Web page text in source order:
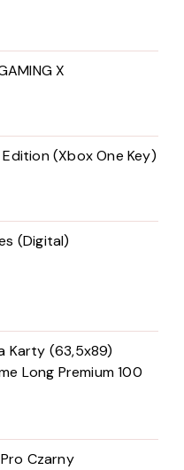
X
(Xbox One Key)
(Digital)
Karty (63,5x89)
Long Premium 100
Czarny